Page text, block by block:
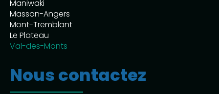
Maniwaki
Masson-Angers
Mont-Tremblant
Le Plateau
Val-des-Monts
Nous contactez